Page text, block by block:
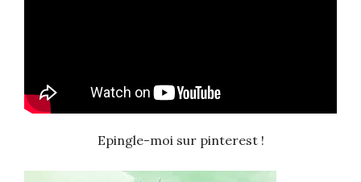
Epingle-moi sur pinterest !